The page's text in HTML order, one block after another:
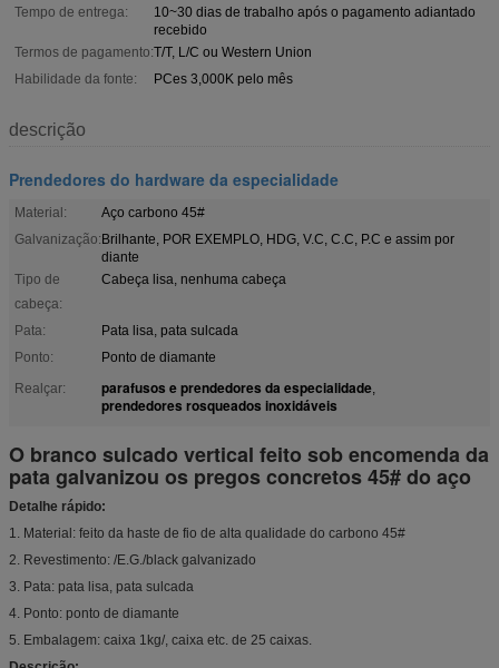
Tempo de entrega:
10~30 dias de trabalho após o pagamento adiantado
recebido
Termos de pagamento:T/T, L/C ou Western Union
Habilidade da fonte:
PCes 3,000K pelo mês
descrição
Prendedores do hardware da especialidade
Material:
Aço carbono 45#
Galvanização:Brilhante, POR EXEMPLO, HDG, V.C, C.C, P.C e assim por
diante
Tipo de
cabeça:
Cabeça lisa, nenhuma cabeça
Pata:
Pata lisa, pata sulcada
Ponto:
Ponto de diamante
Realçar:
parafusos e prendedores da especialidade,
prendedores rosqueados inoxidáveis
O branco sulcado vertical feito sob encomenda da
pata galvanizou os pregos concretos 45# do aço
Detalhe rápido:
1. Material: feito da haste de fio de alta qualidade do carbono 45#
2. Revestimento: /E.G./black galvanizado
3. Pata: pata lisa, pata sulcada
4. Ponto: ponto de diamante
5. Embalagem: caixa 1kg/, caixa etc. de 25 caixas.